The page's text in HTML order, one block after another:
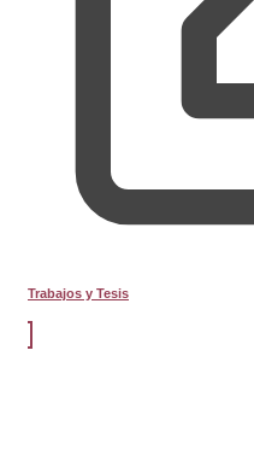
Trabajos y Tesis